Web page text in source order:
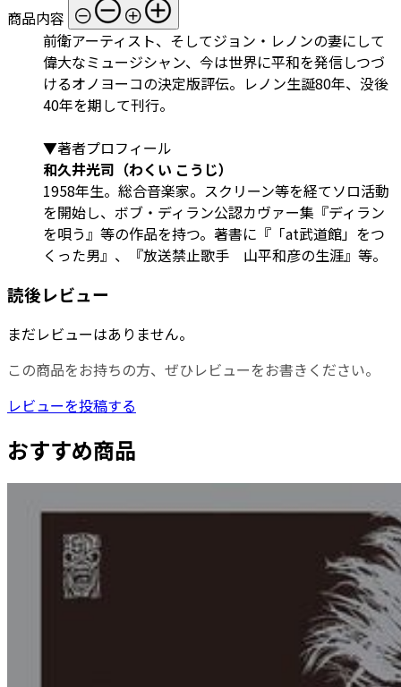
商品内容
前衛アーティスト、そしてジョン・レノンの妻にして
偉大なミュージシャン、今は世界に平和を発信しつづ
けるオノヨーコの決定版評伝。レノン生誕80年、没後
40年を期して刊行。
▼著者プロフィール
和久井光司（わくい こうじ）
1958年生。総合音楽家。スクリーン等を経てソロ活動
を開始し、ボブ・ディラン公認カヴァー集『ディラン
を唄う』等の作品を持つ。著書に『「at武道館」をつ
くった男』、『放送禁止歌手 山平和彦の生涯』等。
読後レビュー
まだレビューはありません。
この商品をお持ちの方、ぜひレビューをお書きください。
レビューを投稿する
おすすめ商品